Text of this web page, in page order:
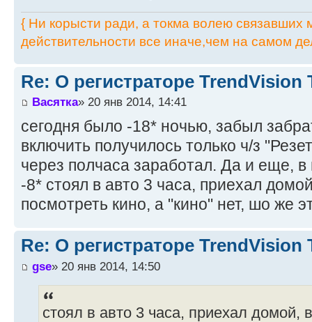
{ Ни корысти ради, а токма волею связавших
действительности все иначе,чем на самом
Re: О регистраторе TrendVision
Васятка» 20 янв 2014, 14:41
сегодня было -18* ночью, забыл
включить получилось только ч/з
через полчаса заработал. Да и еще,
-8* стоял в авто 3 часа, приехал
посмотреть кино, а "кино" нет, шо же
Re: О регистраторе TrendVision
gse» 20 янв 2014, 14:50
стоял в авто 3 часа, приехал домой,